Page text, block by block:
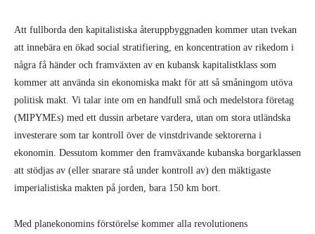
Att fullborda den kapitalistiska återuppbyggnaden kommer utan tvekan
att innebära en ökad social stratifiering, en koncentration av rikedom i
några få händer och framväxten av en kubansk kapitalistklass som
kommer att använda sin ekonomiska makt för att så småningom utöva
politisk makt. Vi talar inte om en handfull små och medelstora företag
(MIPYMEs) med ett dussin arbetare vardera, utan om stora utländska
investerare som tar kontroll över de vinstdrivande sektorerna i
ekonomin. Dessutom kommer den framväxande kubanska borgarklassen
att stödjas av (eller snarare stå under kontroll av) den mäktigaste
imperialistiska makten på jorden, bara 150 km bort.
Med planekonomins förstörelse kommer alla revolutionens